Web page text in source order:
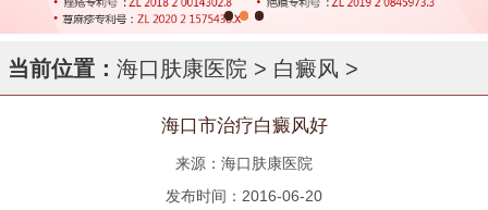
当前位置： 海口肤康医院 > 白癜风 >
海口市治疗白癜风好
来源：海口肤康医院
发布时间：2016-06-20